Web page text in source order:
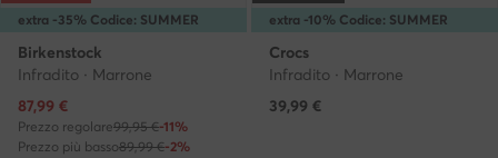
extra -35% Codice: SUMMER
Birkenstock
Infradito · Marrone
Prezzo attuale
87,99 €
Prezzo regolare99,95 €-11%
Prezzo più basso89,99 €-2%
extra -10% Codice: SUMMER
Crocs
Infradito · Marrone
39,99 €